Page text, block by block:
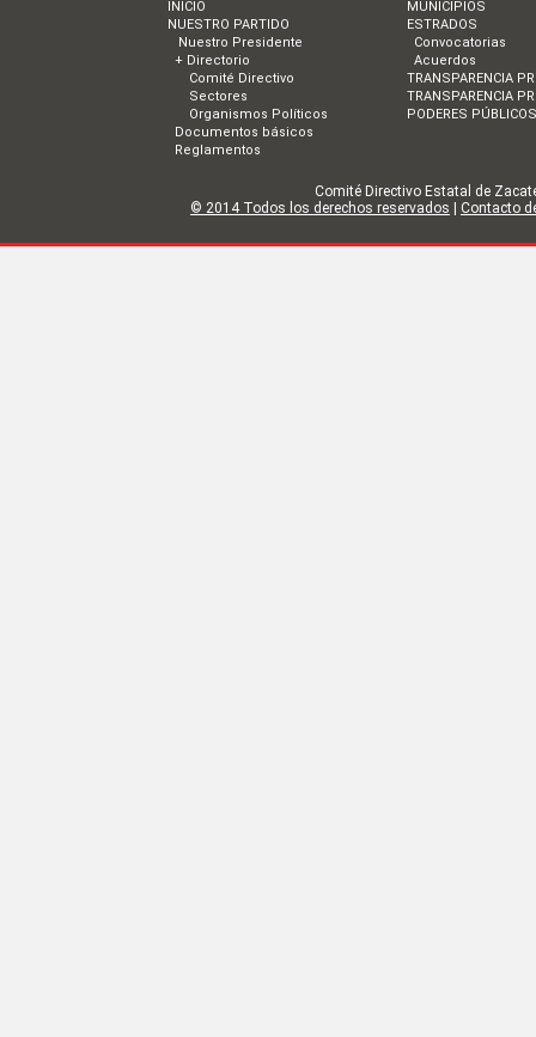
INICIO
NUESTRO PARTIDO
Nuestro Presidente
+ Directorio
Comité Directivo
Sectores
Organismos Políticos
Documentos básicos
Reglamentos
MUNICIPIOS
ESTRADOS
Convocatorias
Acuerdos
TRANSPARENCIA
TRANSPARENCIA
PODERES PÚBLICOS
Comité Directivo Estatal de
© 2014 Todos los derechos reservados
Contacto